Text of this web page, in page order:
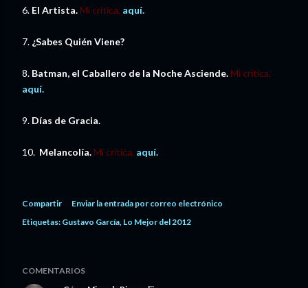
6. El Artista. Mi crítica, aquí.
7. ¿Sabes Quién Viene?
8. Batman, el Caballero de la Noche Asciende. Mi crítica,
aquí.
9. Días de Gracia.
10. Melancolía. Mi crítica, aquí.
Compartir
Enviar la entrada por correo electrónico
Etiquetas: Gustavo García Lo Mejor del 2012
COMENTARIOS